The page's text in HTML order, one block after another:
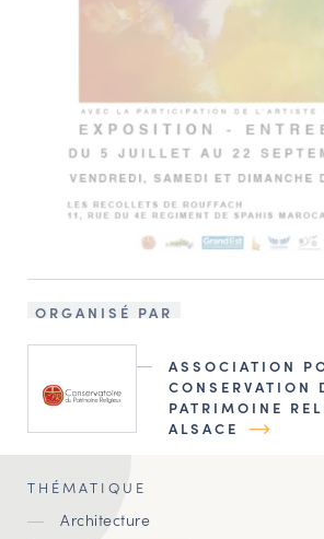
ORGANISÉ PAR
ASSOCIATION
CONSERVATION
PATRIMOINE
ALSACE
THÉMATIQUE
Architecture